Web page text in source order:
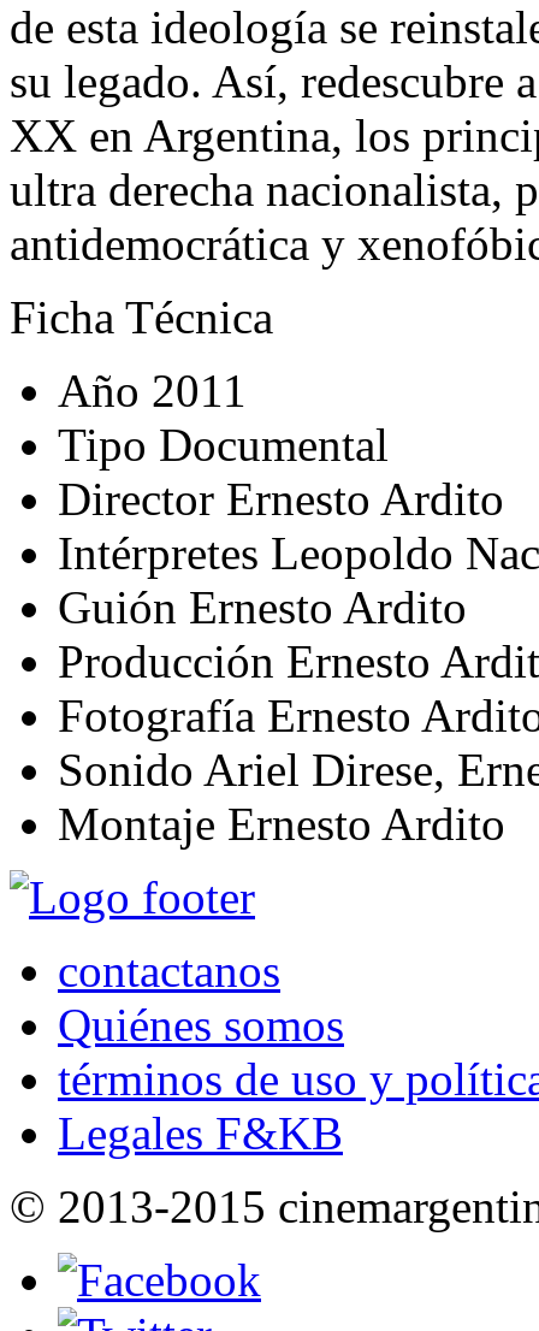
de esta ideología se
su legado. Así, redescubre
XX en Argentina, los
ultra derecha nacionalista,
antidemocrática y
Ficha Técnica
Año 2011
Tipo Documental
Director Ernesto Ardito
Intérpretes Leopoldo
Guión Ernesto Ardito
Producción Ernesto
Fotografía Ernesto
Sonido Ariel Direse,
Montaje Ernesto Ardito
contactanos
Quiénes somos
términos de uso y
Legales F&KB
© 2013-2015